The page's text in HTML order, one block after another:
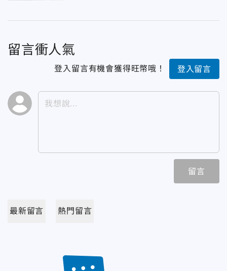
留言衝人氣
登入留言有機會獲得旺幣哦！ 登入留言
留言
最新留言 熱門留言